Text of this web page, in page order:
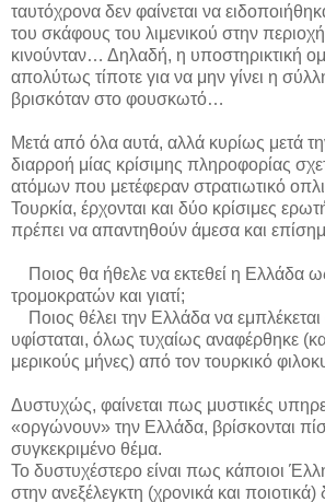
ταυτόχρονα δεν φαίνεται να
του σκάφους του λιμενικού στην περιοχή
κινούνταν… Δηλαδή, η υποστηρικτική
απολύτως τίποτε για να μην γίνει η
βρισκόταν στο φουσκωτό…
Μετά από όλα αυτά, αλλά κυρίως μετά
διαρροή μίας κρίσιμης πληροφορίας
ατόμων που μετέφεραν στρατιωτικό
Τουρκία, έρχονται και δύο κρίσιμες
πρέπει να απαντηθούν άμεσα και
Ποιος θα ήθελε να εκτεθεί η Ελλάδα
τρομοκρατών και γιατί;
Ποιος θέλει την Ελλάδα να
υφίσταται, όλως τυχαίως αναφέρθηκε
μερικούς μήνες) από τον τουρκικό
Δυστυχώς, φαίνεται πως μυστικές
«οργώνουν» την Ελλάδα, βρίσκονται
συγκεκριμένο θέμα.
Το δυστυχέστερο είναι πως κάποιοι
στην ανεξέλεγκτη (χρονικά και ποιοτικά)